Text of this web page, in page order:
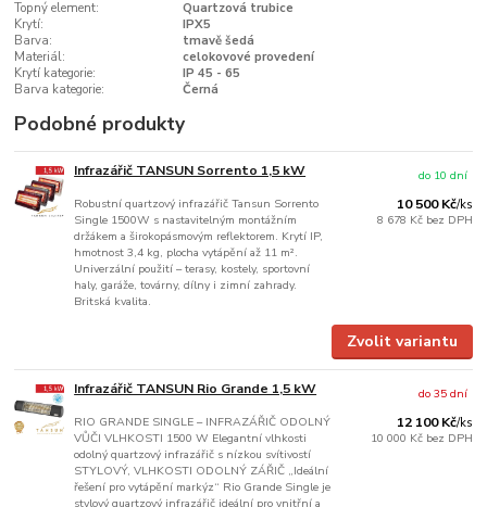
Topný element:
Quartzová trubice
Krytí:
IPX5
Barva:
tmavě šedá
Materiál:
celokovové provedení
Krytí kategorie:
IP 45 - 65
Barva kategorie:
Černá
Podobné produkty
Infrazářič TANSUN Sorrento 1,5 kW
Robustní quartzový infrazářič Tansun Sorrento
Single 1500W s nastavitelným montážním
držákem a širokopásmovým reflektorem. Krytí IP,
hmotnost 3,4 kg, plocha vytápění až 11 m².
Univerzální použití – terasy, kostely, sportovní
haly, garáže, továrny, dílny i zimní zahrady.
Britská kvalita.
10 500 Kč/ks
8 678 Kč bez DPH
do 10 dní
Zvolit variantu
Infrazářič TANSUN Rio Grande 1,5 kW
RIO GRANDE SINGLE – INFRAZÁŘIČ ODOLNÝ
VŮČI VLHKOSTI 1500 W Elegantní vlhkosti
odolný quartzový infrazářič s nízkou svítivostí
STYLOVÝ, VLHKOSTI ODOLNÝ ZÁŘIČ „Ideální
řešení pro vytápění markýz“ Rio Grande Single je
stylový quartzový infrazářič ideální pro vnitřní a
12 100 Kč/ks
10 000 Kč bez DPH
do 35 dní